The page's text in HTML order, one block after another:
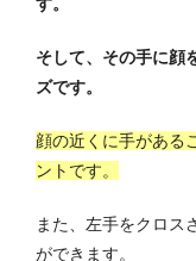
そして、その手に顔
ズです。
顔の近くに手がある
ントです。
また、左手をクロス
ができます。